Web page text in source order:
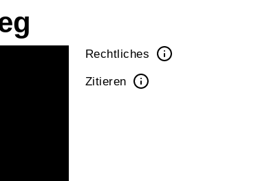
Rechtliches
Zitieren